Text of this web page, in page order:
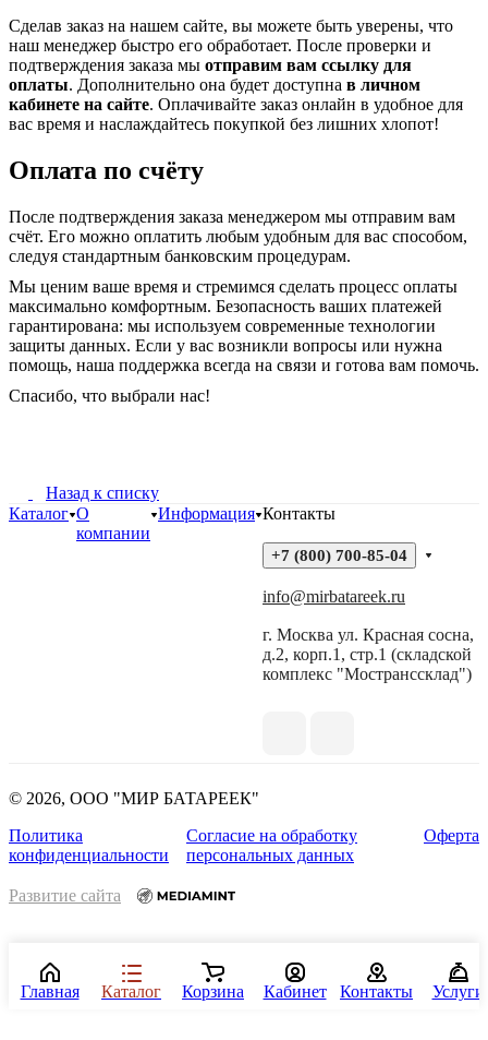
Сделав заказ на нашем сайте, вы можете быть уверены, что
наш менеджер быстро его обработает. После проверки и
подтверждения заказа мы отправим вам ссылку для
оплаты. Дополнительно она будет доступна в личном
кабинете на сайте. Оплачивайте заказ онлайн в удобное для
вас время и наслаждайтесь покупкой без лишних хлопот!
Оплата по счёту
После подтверждения заказа менеджером мы отправим вам
счёт. Его можно оплатить любым удобным для вас способом,
следуя стандартным банковским процедурам.
Мы ценим ваше время и стремимся сделать процесс оплаты
максимально комфортным. Безопасность ваших платежей
гарантирована: мы используем современные технологии
защиты данных. Если у вас возникли вопросы или нужна
помощь, наша поддержка всегда на связи и готова вам помочь.
Спасибо, что выбрали нас!
Назад к списку
Каталог О
компании
Информация Контакты
+7 (800) 700-85-04
info@mirbatareek.ru
г. Москва ул. Красная сосна,
д.2, корп.1, стр.1 (складской
комплекс "Мостранссклад")
© 2026, ООО "МИР БАТАРЕЕК"
Политика
конфиденциальности
Согласие на обработку
персональных данных
Оферта
Развитие сайта
Главная Каталог Корзина Кабинет Контакты Услуги